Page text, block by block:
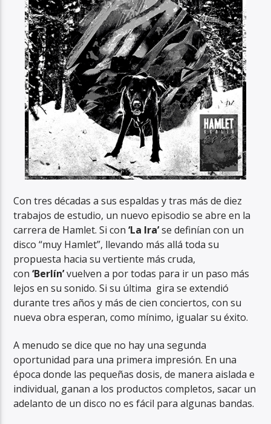
RadioAlternativo Live
Con tres décadas a sus espaldas y tras más de diez
trabajos de estudio, un nuevo episodio se abre en la
carrera de Hamlet. Si con ‘La Ira’se definían con un
disco “muy Hamlet”, llevando más allá toda su
propuesta hacia su vertiente más cruda,
con‘Berlín’vuelven a por todas para ir un paso más
lejos en su sonido. Si su última gira se extendió
durante tres años y más de cien conciertos, con su
nueva obra esperan, como mínimo, igualar su éxito.
A menudo se dice que no hay una segunda
oportunidad para una primera impresión. En una
época donde las pequeñas dosis, de manera aislada e
individual, ganan a los productos completos, sacar un
adelanto de un disco no es fácil para algunas bandas.